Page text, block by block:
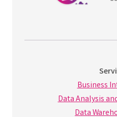
Business
Data Analysis
Data